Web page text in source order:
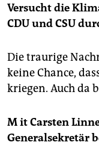
Versucht die
CDU und CSU
Die traurige
keine Chance,
kriegen. Auch da
Mit Carsten
Generalsekretär